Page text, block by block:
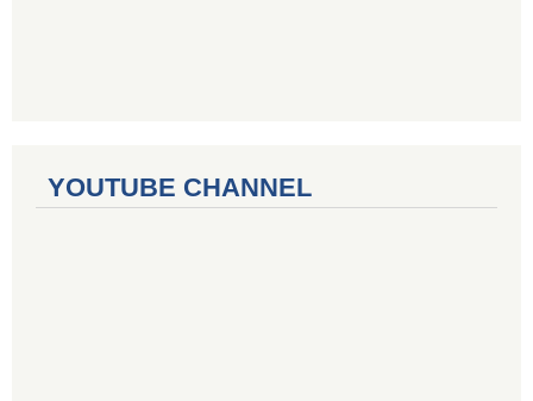
YOUTUBE CHANNEL